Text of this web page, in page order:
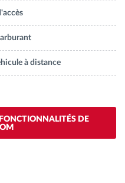
à distance
DE